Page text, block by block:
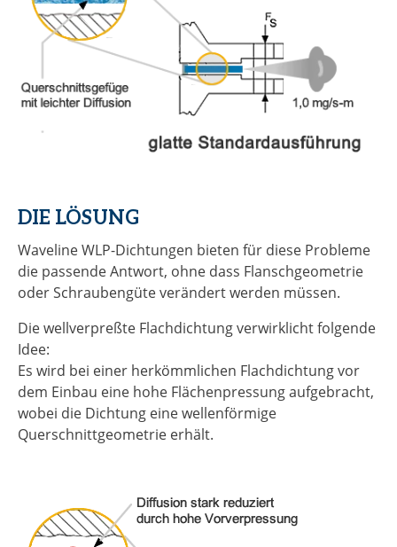
DIE LÖSUNG
Waveline WLP-Dichtungen bieten für diese Probleme
die passende Antwort, ohne dass Flanschgeometrie
oder Schraubengüte verändert werden müssen.
Die wellverpreßte Flachdichtung verwirklicht folgende
Idee:
Es wird bei einer herkömmlichen Flachdichtung vor
dem Einbau eine hohe Flächenpressung aufgebracht,
wobei die Dichtung eine wellenförmige
Querschnittgeometrie erhält.